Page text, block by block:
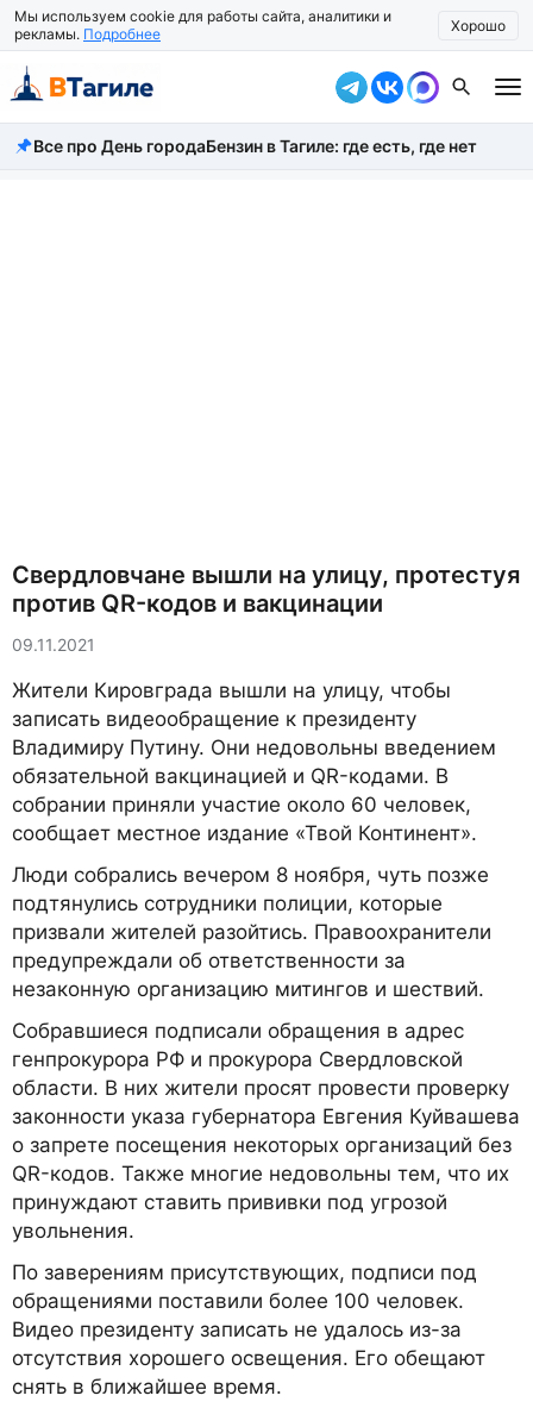
Мы используем cookie для работы сайта, аналитики и
рекламы. Подробнее Хорошо
Все новости
Все про День городаБензин в Тагиле: где есть, где нет
Свердловчане вышли на улицу, протестуя
против QR-кодов и вакцинации
09.11.2021
Жители Кировграда вышли на улицу, чтобы
записать видеообращение к президенту
Владимиру Путину. Они недовольны введением
обязательной вакцинацией и QR-кодами. В
собрании приняли участие около 60 человек,
сообщает местное издание «Твой Континент».
Люди собрались вечером 8 ноября, чуть позже
подтянулись сотрудники полиции, которые
призвали жителей разойтись. Правоохранители
предупреждали об ответственности за
незаконную организацию митингов и шествий.
Собравшиеся подписали обращения в адрес
генпрокурора РФ и прокурора Свердловской
области. В них жители просят провести проверку
законности указа губернатора Евгения Куйвашева
о запрете посещения некоторых организаций без
QR-кодов. Также многие недовольны тем, что их
принуждают ставить прививки под угрозой
увольнения.
По заверениям присутствующих, подписи под
обращениями поставили более 100 человек.
Видео президенту записать не удалось из-за
отсутствия хорошего освещения. Его обещают
снять в ближайшее время.